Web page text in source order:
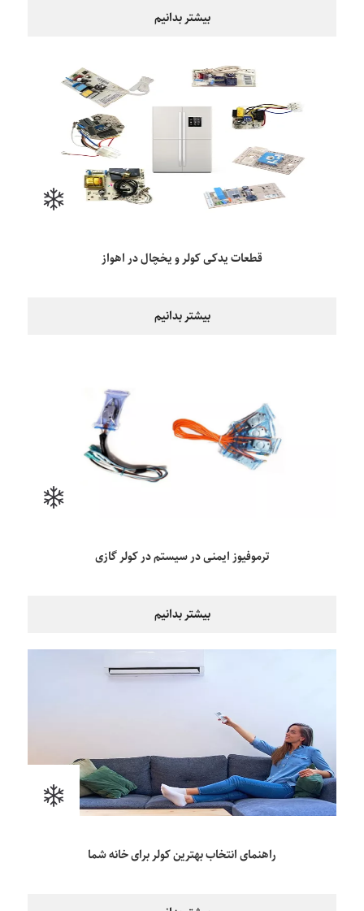
بیشتر بدانیم
قطعات یدکی کولر و یخچال در اهواز
بیشتر بدانیم
ترموفیوز ایمنی در سیستم در کولر گازی
بیشتر بدانیم
راهنمای انتخاب بهترین کولر برای خانه شما